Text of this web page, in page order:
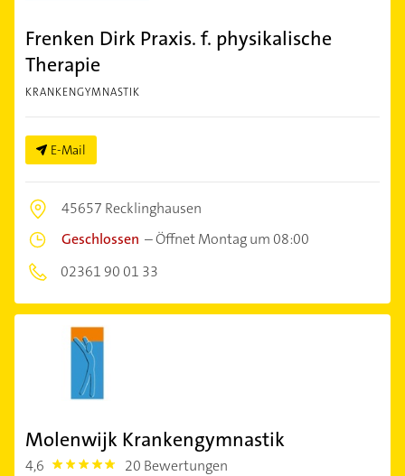
Frenken Dirk Praxis. f. physikalische
Therapie
KRANKENGYMNASTIK
E-Mail
45657 Recklinghausen
Geschlossen –Öffnet Montag um 08:00
02361 90 01 33
Molenwijk Krankengymnastik
4,6 4.6 20 Bewertungen